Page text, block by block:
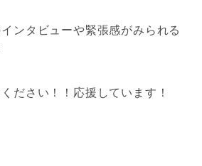
ンタビューや緊張感がみられる
ださい！！応援しています！